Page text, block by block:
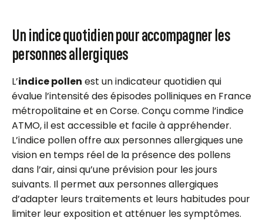
Un indice quotidien pour accompagner les
personnes allergiques
L’indice pollen est un indicateur quotidien qui
évalue l’intensité des épisodes polliniques en France
métropolitaine et en Corse. Conçu comme l’indice
ATMO, il est accessible et facile à appréhender.
L’indice pollen offre aux personnes allergiques une
vision en temps réel de la présence des pollens
dans l’air, ainsi qu’une prévision pour les jours
suivants. Il permet aux personnes allergiques
d’adapter leurs traitements et leurs habitudes pour
limiter leur exposition et atténuer les symptômes.